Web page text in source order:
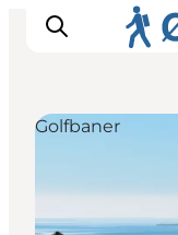
Inspiration
Vandreruter
Golfbaner